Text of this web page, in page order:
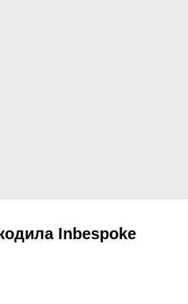
Inbespoke